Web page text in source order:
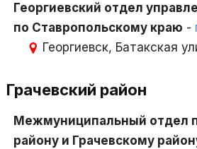
Георгиевский отдел
по Ставропольскому краю -
Георгиевск, Батакская
Грачевский район
Межмуниципальный отдел
району и Грачевскому